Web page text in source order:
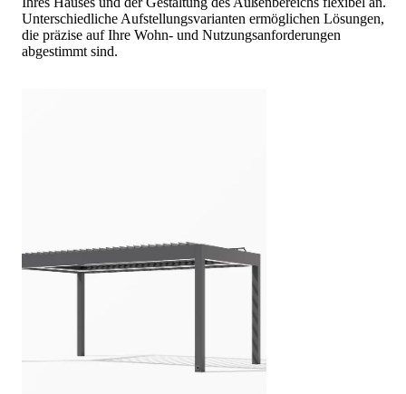
Unterschiedliche Aufstellungsvarianten ermöglichen Lösungen,
die präzise auf Ihre Wohn- und Nutzungsanforderungen
abgestimmt sind.